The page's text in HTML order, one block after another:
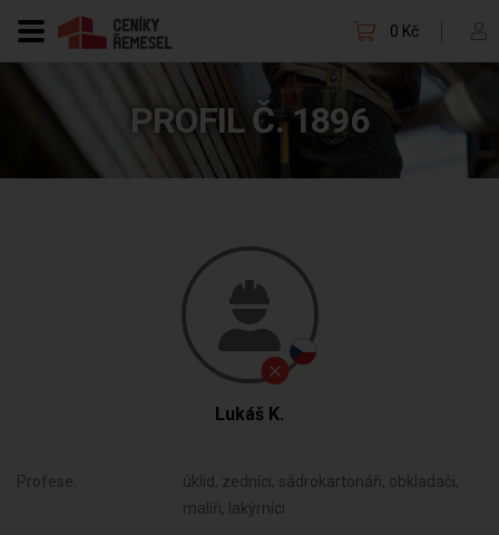
0 Kč
PROFIL Č. 1896
Lukáš K.
Profese:
úklid, zedníci, sádrokartonáři, obkladači,
malíři, lakýrníci